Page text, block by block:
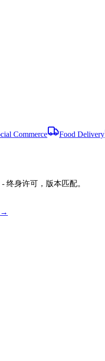
Commerce Food Delivery
终身许可，版本匹配。
→